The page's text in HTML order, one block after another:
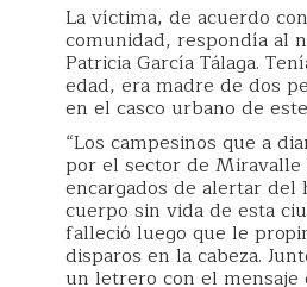
La víctima, de acuerdo
comunidad, respondía al
Patricia García Tálaga.
edad, era madre de dos
en el casco urbano de
“Los campesinos que a
por el sector de
encargados de alertar del
cuerpo sin vida de esta
falleció luego que le
disparos en la cabeza.
un letrero con el mensaje